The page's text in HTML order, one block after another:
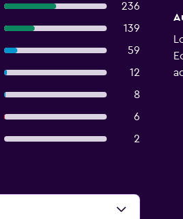
236
139
59
12
8
6
2